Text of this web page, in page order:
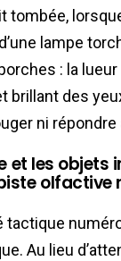
tombée,
lampe
: la
brillant des
ni
et les objets
olfactive
tactique
Au lieu